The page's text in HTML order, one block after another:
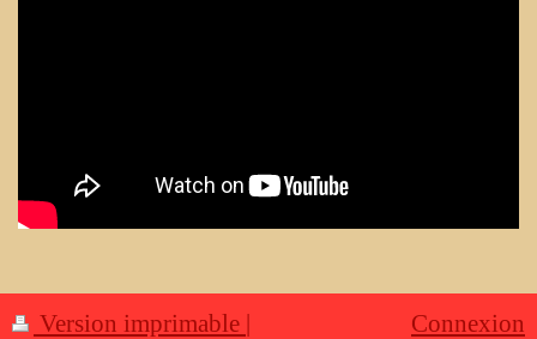
Version imprimable | Connexion